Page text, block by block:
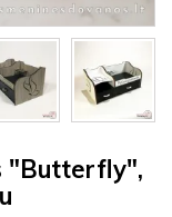
"Butterfly",